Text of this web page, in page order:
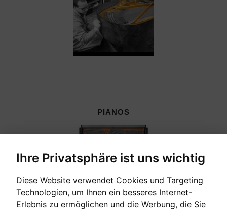
Ihre Privatsphäre ist uns wichtig
Diese Website verwendet Cookies und Targeting
Technologien, um Ihnen ein besseres Internet-
Erlebnis zu ermöglichen und die Werbung, die Sie
PIANOS